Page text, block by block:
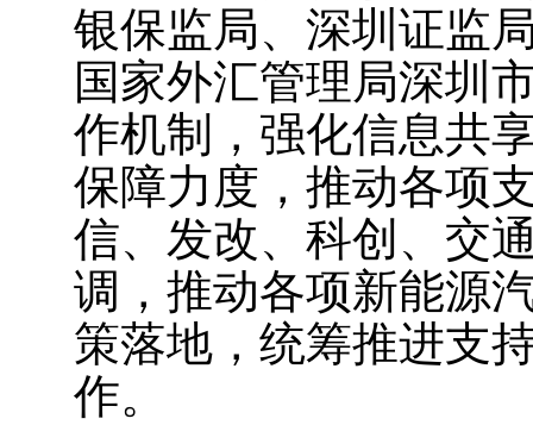
银保监局、深圳证监
国家外汇管理局深圳
作机制，强化信息共
保障力度，推动各项
信、发改、科创、交
调，推动各项新能源
策落地，统筹推进支
作。